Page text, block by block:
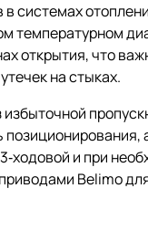
системах
температурном
открытия, что
на стыках.
и при
Belimo